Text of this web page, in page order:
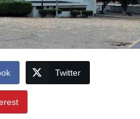
Twitter